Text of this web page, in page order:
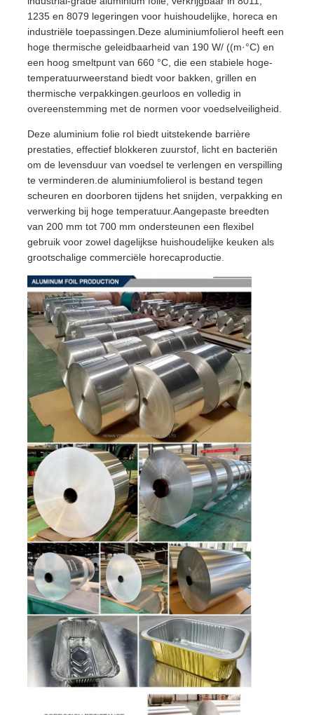
Huis
Producten
Over Ons
Fabriekstour
Kwaliteitscontrole
Neem contact met ons op
Nieuws
Gevallen
Offerte Aanvragen
1235 en 8079 legeringen voor huishoudelijke, horeca en
industriële toepassingen.Deze aluminiumfolierol heeft een
hoge thermische geleidbaarheid van 190 W/ ((m·°C) en
een hoog smeltpunt van 660 °C, die een stabiele hoge-
temperatuurweerstand biedt voor bakken, grillen en
thermische verpakkingen.geurloos en volledig in
overeenstemming met de normen voor voedselveiligheid.
Deze aluminium folie rol biedt uitstekende barrière
prestaties, effectief blokkeren zuurstof, licht en bacteriën
om de levensduur van voedsel te verlengen en verspilling
te verminderen.de aluminiumfolierol is bestand tegen
scheuren en doorboren tijdens het snijden, verpakking en
verwerking bij hoge temperatuur.Aangepaste breedten
van 200 mm tot 700 mm ondersteunen een flexibel
gebruik voor zowel dagelijkse huishoudelijke keuken als
grootschalige commerciële horecaproductie.